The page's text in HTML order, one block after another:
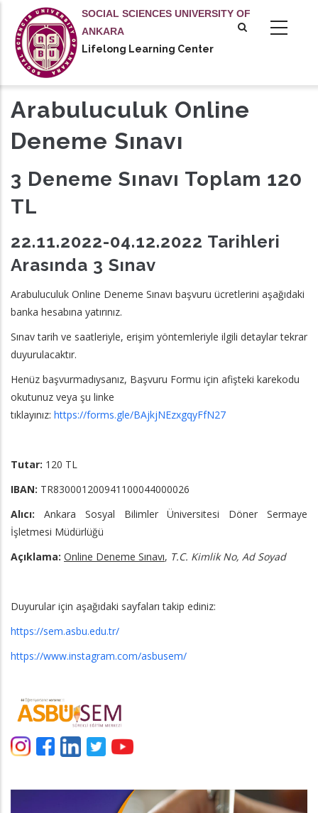
main
content
SOCIAL SCIENCES UNIVERSITY OF
ANKARA
Lifelong Learning Center
actions
Arabuluculuk Online
Deneme Sınavı
3 Deneme Sınavı Toplam 120
TL
22.11.2022-04.12.2022 Tarihleri
Arasında 3 Sınav
Arabuluculuk Online Deneme Sınavı başvuru ücretlerini aşağıdaki
banka hesabına yatırınız.
Sınav tarih ve saatleriyle, erişim yöntemleriyle ilgili detaylar tekrar
duyurulacaktır.
Henüz başvurmadıysanız, Başvuru Formu için afişteki karekodu
okutunuz veya şu linke
tıklayınız: https://forms.gle/BAjkjNEzxgqyFfN27
Tutar: 120 TL
IBAN: TR830001200941100044000026
Alıcı: Ankara Sosyal Bilimler Üniversitesi Döner Sermaye
İşletmesi Müdürlüğü
Açıklama: Online Deneme Sınavı, T.C. Kimlik No, Ad Soyad
Duyurular için aşağıdaki sayfaları takip ediniz:
https://sem.asbu.edu.tr/
https://www.instagram.com/asbusem/